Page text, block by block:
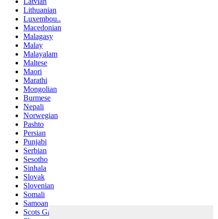
Lithuanian
Luxembou..
Macedonian
Malagasy
Malay
Malayalam
Maltese
Maori
Marathi
Mongolian
Burmese
Nepali
Norwegian
Pashto
Persian
Punjabi
Serbian
Sesotho
Sinhala
Slovak
Slovenian
Somali
Samoan
Scots Gaelic